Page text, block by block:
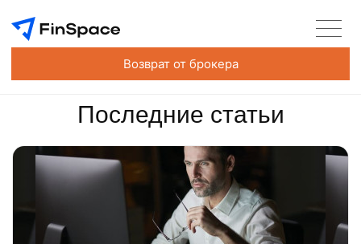
Возврат от брокера
Последние статьи